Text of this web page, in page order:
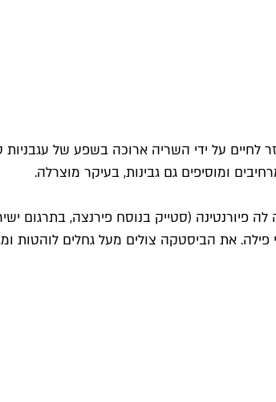
על ידי השריה ארוכה בשפע של עגבניות
ומוסיפים גם גבינות, בעיקר מוצרלה.